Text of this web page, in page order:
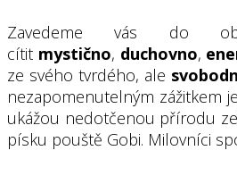
Zavedeme vás do
cítit mystično, duchovno,
ze svého tvrdého, ale
nezapomenutelným zážitkem je
ukážou nedotčenou přírodu
písku pouště Gobi. Milovníci